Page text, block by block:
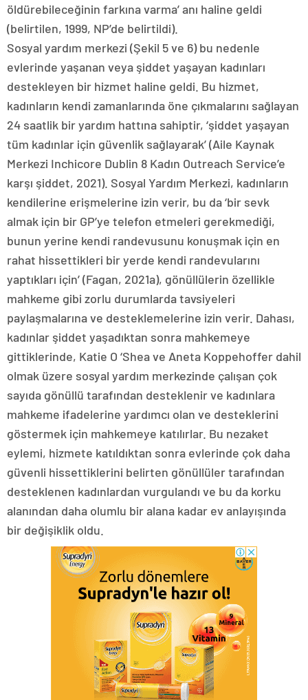
öldürebileceğinin farkına varma’ anı haline geldi
(belirtilen, 1999, NP’de belirtildi).
Sosyal yardım merkezi (Şekil 5 ve 6) bu nedenle
evlerinde yaşanan veya şiddet yaşayan kadınları
destekleyen bir hizmet haline geldi. Bu hizmet,
kadınların kendi zamanlarında öne çıkmalarını sağlayan
24 saatlik bir yardım hattına sahiptir, ‘şiddet yaşayan
tüm kadınlar için güvenlik sağlayarak’ (Aile Kaynak
Merkezi Inchicore Dublin 8 Kadın Outreach Service’e
karşı şiddet, 2021). Sosyal Yardım Merkezi, kadınların
kendilerine erişmelerine izin verir, bu da ‘bir sevk
almak için bir GP’ye telefon etmeleri gerekmediği,
bunun yerine kendi randevusunu konuşmak için en
rahat hissettikleri bir yerde kendi randevularını
yaptıkları için’ (Fagan, 2021a), gönüllülerin özellikle
mahkeme gibi zorlu durumlarda tavsiyeleri
paylaşmalarına ve desteklemelerine izin verir. Dahası,
kadınlar şiddet yaşadıktan sonra mahkemeye
gittiklerinde, Katie O ‘Shea ve Aneta Koppehoffer dahil
olmak üzere sosyal yardım merkezinde çalışan çok
sayıda gönüllü tarafından desteklenir ve kadınlara
mahkeme ifadelerine yardımcı olan ve desteklerini
göstermek için mahkemeye katılırlar. Bu nezaket
eylemi, hizmete katıldıktan sonra evlerinde çok daha
güvenli hissettiklerini belirten gönüllüler tarafından
desteklenen kadınlardan vurgulandı ve bu da korku
alanından daha olumlu bir alana kadar ev anlayışında
bir değişiklik oldu.